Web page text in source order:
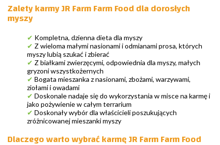
Zalety karmy JR Farm Farm Food dla dorosłych
myszy
✔ Kompletna, dzienna dieta dla myszy
✔ Z wieloma małymi nasionami i odmianami prosa, których
myszy lubią szukać i zbierać
✔ Z białkami zwierzęcymi, odpowiednia dla myszy, małych
gryzoni wszystkożernych
✔ Bogata mieszanka z nasionami, zbożami, warzywami,
ziołami i owadami
✔ Doskonale nadaje się do wykorzystania w misce na karmę i
jako pożywienie w całym terrarium
✔ Doskonały wybór dla właścicieli poszukujących
zróżnicowanej mieszanki myszy
Dlaczego warto wybrać karmę JR Farm Farm Food